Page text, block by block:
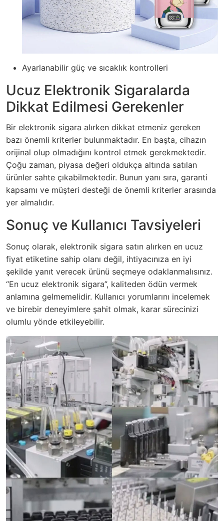
Ayarlanabilir güç ve sıcaklık kontrolleri
Ucuz Elektronik Sigaralarda
Dikkat Edilmesi Gerekenler
Bir elektronik sigara alırken dikkat etmeniz gereken
bazı önemli kriterler bulunmaktadır. En başta, cihazın
orijinal olup olmadığını kontrol etmek gerekmektedir.
Çoğu zaman, piyasa değeri oldukça altında satılan
ürünler sahte çıkabilmektedir. Bunun yanı sıra, garanti
kapsamı ve müşteri desteği de önemli kriterler arasında
yer almalıdır.
Sonuç ve Kullanıcı Tavsiyeleri
Sonuç olarak, elektronik sigara satın alırken en ucuz
fiyat etiketine sahip olanı değil, ihtiyacınıza en iyi
şekilde yanıt verecek ürünü seçmeye odaklanmalısınız.
“En ucuz elektronik sigara”, kaliteden ödün vermek
anlamına gelmemelidir. Kullanıcı yorumlarını incelemek
ve birebir deneyimlere şahit olmak, karar sürecinizi
olumlu yönde etkileyebilir.